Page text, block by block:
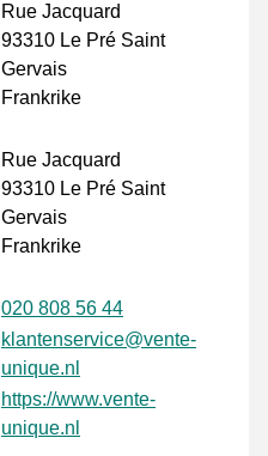
Rue Jacquard
93310 Le Pré Saint
Gervais
Frankrike
Rue Jacquard
93310 Le Pré Saint
Gervais
Frankrike
020 808 56 44
klantenservice@vente-
unique.nl
https://www.vente-
unique.nl